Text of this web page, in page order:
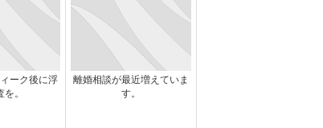
ーク後に浮
。
離婚相談が最近増えていま
す。